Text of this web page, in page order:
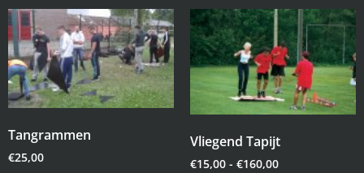
Tangrammen
€25,00
Vliegend Tapijt
€15,00 - €160,00